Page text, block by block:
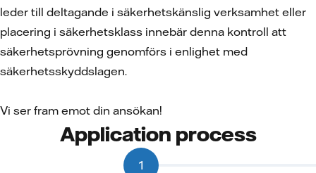
leder till deltagande i säkerhetskänslig verksamhet eller
placering i säkerhetsklass innebär denna kontroll att
säkerhetsprövning genomförs i enlighet med
säkerhetsskyddslagen.
Vi ser fram emot din ansökan!
Application process
1